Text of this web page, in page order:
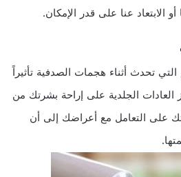
الابتعاد عنا على قدر الإمكان.
التي تحدث أثناء هجمات الصدفية تأثيراً
الجلدية على إراحة بشرتك من
على التعامل مع أعراضك إلى أن